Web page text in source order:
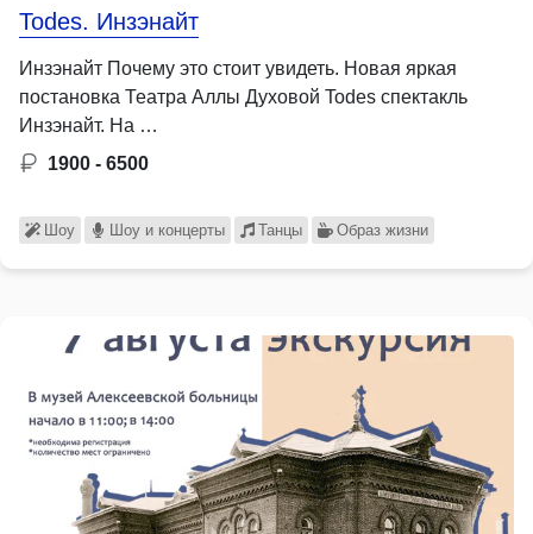
Todes. Инзэнайт
Инзэнайт Почему это стоит увидеть. Новая яркая
постановка Театра Аллы Духовой Todes спектакль
Инзэнайт. На …
1900 - 6500
Шоу Шоу и концерты Танцы Образ жизни